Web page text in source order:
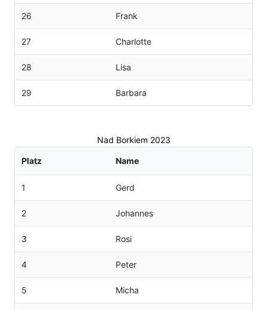
26 Frank
27 Charlotte
28 Lisa
29 Barbara
Platz Name
Nad Borkiem 2023
1 Gerd
2 Johannes
3 Rosi
4 Peter
5 Micha